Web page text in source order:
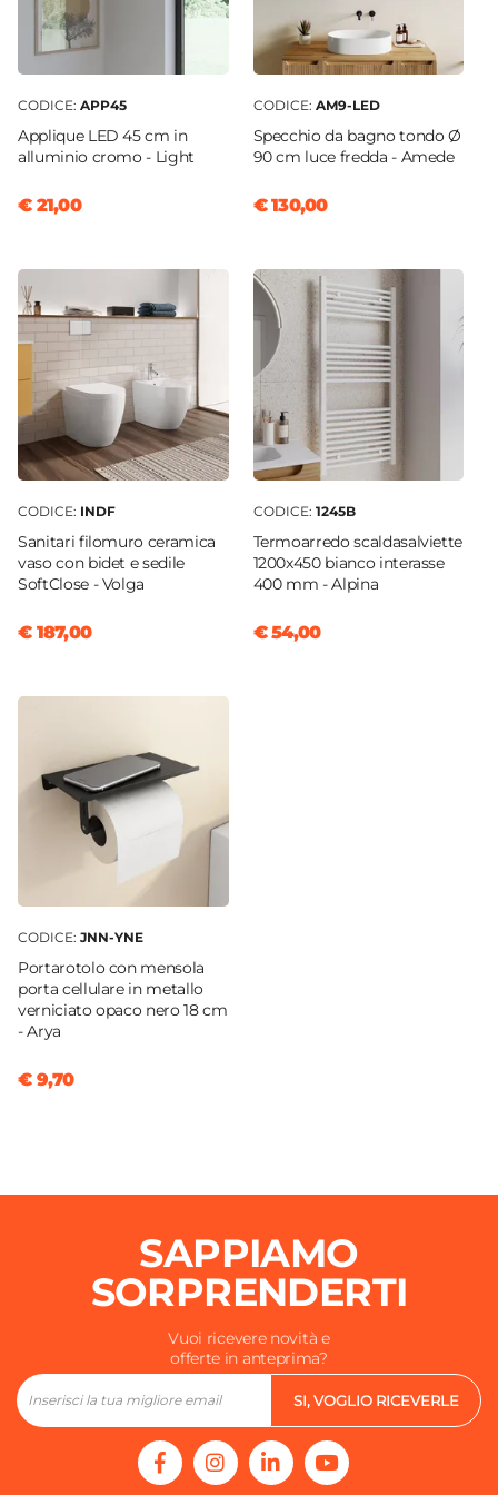
Finitura Soffione
Opaca
Caratteristiche Accessori
Doccino
Champagne|Grigio
Opaca
Materiale Doccino
ABS
Materiale Flessibile
PVC
Lunghezza Flessibile
150 cm
Presa Ad Acqua
Si
CODICE: APP45
Applique LED 45 cm in
alluminio cromo - Light
€ 21,00
CODICE: AM9-LED
Specchio da bagno tondo Ø
90 cm luce fredda - Amede
€ 130,00
CODICE: INDF
Sanitari filomuro ceramica
vaso con bidet e sedile
SoftClose - Volga
€ 187,00
CODICE: 1245B
Termoarredo scaldasalviette
1200x450 bianco interasse
400 mm - Alpina
€ 54,00
CODICE: JNN-YNE
Portarotolo con mensola
porta cellulare in metallo
verniciato opaco nero 18 cm
- Arya
€ 9,70
SAPPIAMO
SORPRENDERTI
Vuoi ricevere novità e
offerte in anteprima?
SI, VOGLIO RICEVERLE